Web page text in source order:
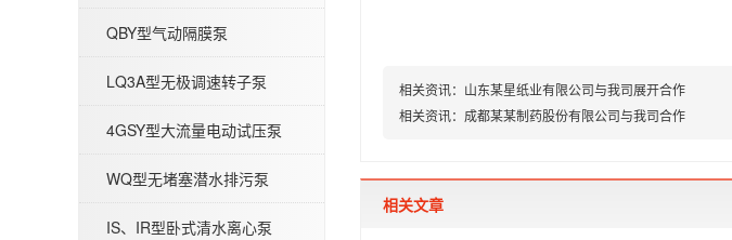
G型不锈钢螺杆泵-污泥螺杆泵
QBY型气动隔膜泵
QBY型气动隔膜泵
LQ3A型无极调速转子泵
4GSY型大流量电动试压泵
WQ型无堵塞潜水排污泵
IS、IR型卧式清水离心泵
相关资讯： 山东某星纸业有限公司与我司展开合作
相关资讯： 成都某某制药股份有限公司与我司合作
相关文章